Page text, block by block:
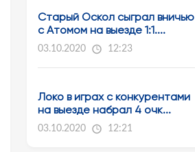
Старый Оскол сыграл вничью
с Атомом на выезде 1:1....
03.10.2020 12:23
Локо в играх с конкурентами
на выезде набрал 4 очк...
03.10.2020 12:21